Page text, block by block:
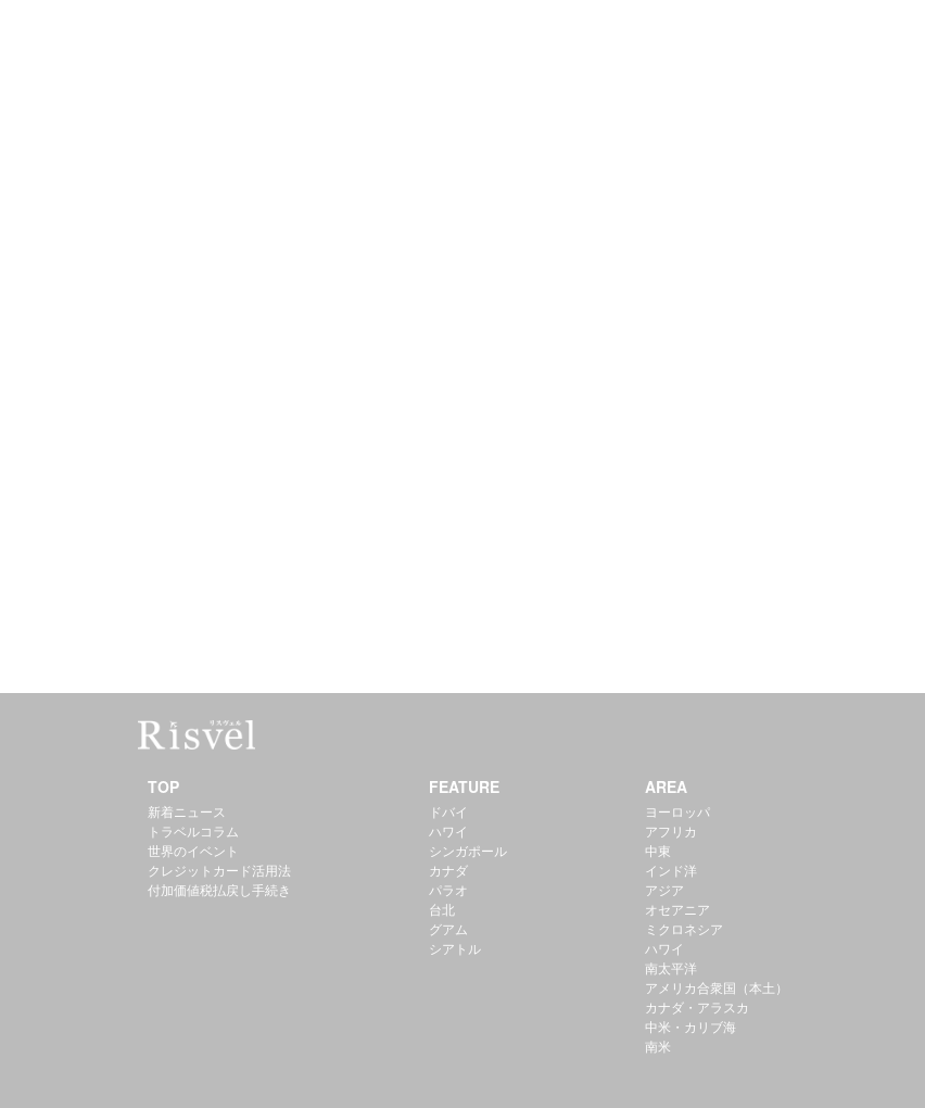
TOP
新着ニュース
トラベルコラム
世界のイベント
クレジットカード活用法
付加価値税払戻し手続き
FEATURE
ドバイ
ハワイ
シンガポール
カナダ
パラオ
台北
グアム
シアトル
AREA
ヨーロッパ
アフリカ
中東
インド洋
アジア
オセアニア
ミクロネシア
ハワイ
南太平洋
アメリカ合衆国（本土）
カナダ・アラスカ
中米・カリブ海
南米